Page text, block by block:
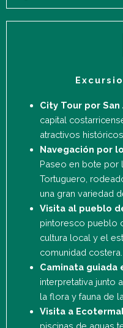
City Tour por San
capital
atractivos
Navegación por
Paseo en bote por
Tortuguero,
una gran variedad
Visita al pueblo
pintoresco pueblo
cultura local y el
comunidad costera.
Caminata guiada
interpretativa junto
la flora y fauna de
Visita a
piscinas de aguas